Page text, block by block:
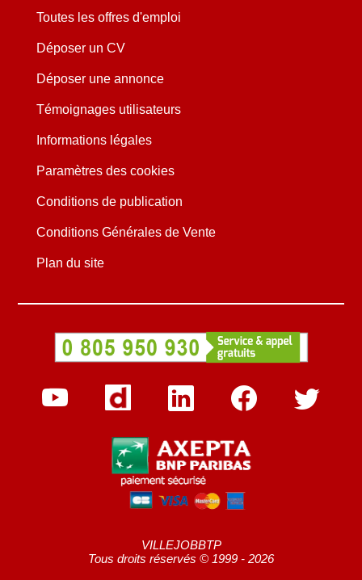
Toutes les offres d'emploi
Déposer un CV
Déposer une annonce
Témoignages utilisateurs
Informations légales
Paramètres des cookies
Conditions de publication
Conditions Générales de Vente
Plan du site
VILLEJOBBTP
Tous droits réservés © 1999 - 2026